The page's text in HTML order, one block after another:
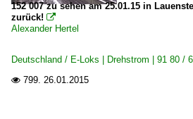
152 007 zu sehen am 25.01.15 in
zurück! 
Alexander Hertel
Deutschland / E-Loks | Drehstrom | 91 80
 799. 26.01.2015